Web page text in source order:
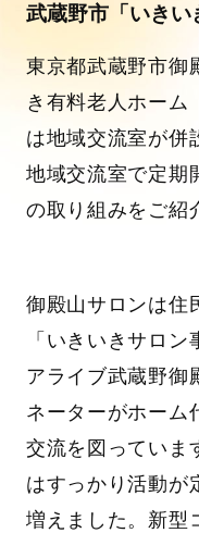
武蔵野市「いきい
東京都武蔵野市御
き有料老人ホーム
は地域交流室が併
地域交流室で定期
の取り組みをご紹
御殿山サロンは住
「いきいきサロン
アライブ武蔵野御
ネーターがホーム
交流を図っていま
はすっかり活動が
増えました。新型